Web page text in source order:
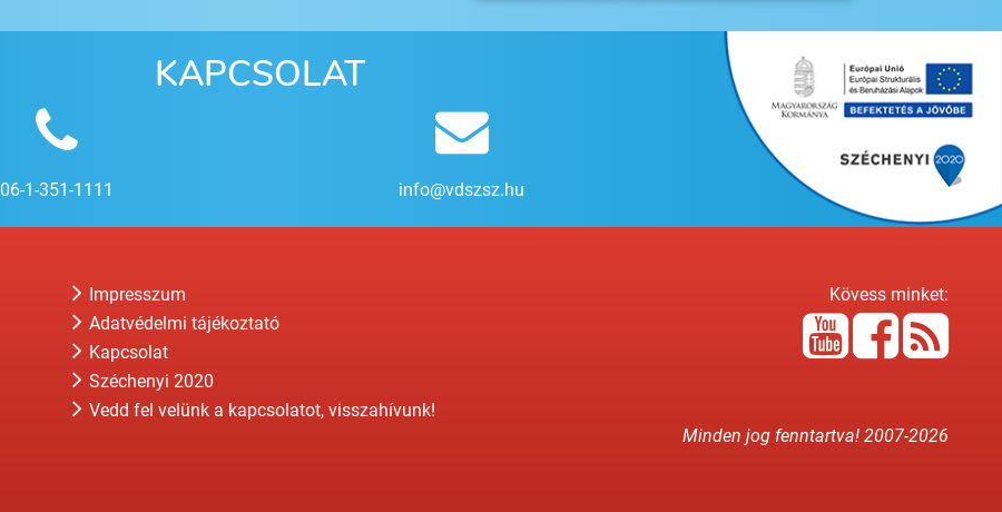
KAPCSOLAT
06-1-351-1111 info@vdszsz.hu
Impresszum
Adatvédelmi tájékoztató
Kapcsolat
Széchenyi 2020
Vedd fel velünk a kapcsolatot, visszahívunk!
Kövess minket:
Minden jog fenntartva! 2007-2026